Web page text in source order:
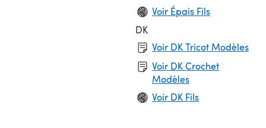
Voir Épais Fils
DK
Voir DK Tricot Modèles
Voir DK Crochet
Modèles
Voir DK Fils